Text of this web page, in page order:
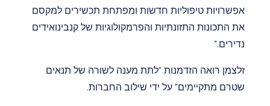
אפשרויות טיפוליות חדשות ומפתחת תכשירים למקסם
את התכונות התזונתיות והפרמקולוגיות של קנבינואידים
נדירים."
זלצמן רואה הזדמנות "לתת מענה לשורה של תנאים
שטרם מתקיימים" על ידי שילוב החברות.